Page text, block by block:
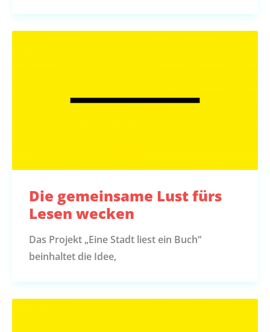
Die gemeinsame Lust fürs
Lesen wecken
Das Projekt „Eine Stadt liest ein Buch“
beinhaltet die Idee,